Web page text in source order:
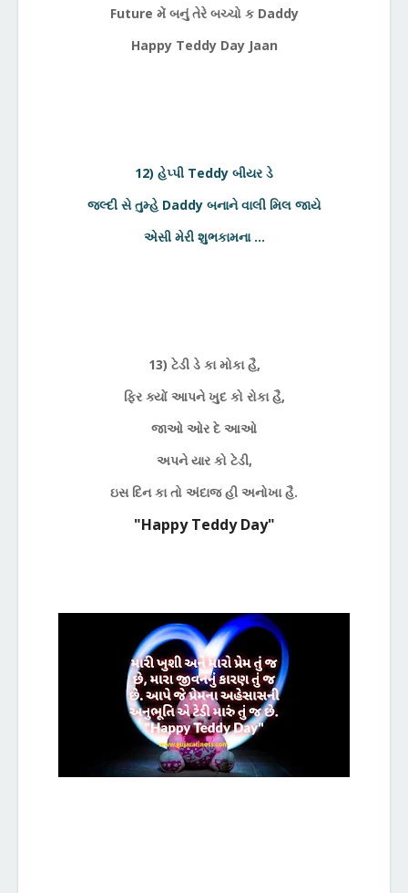
Future મેં બનું તેરે બચ્ચો ક Daddy
Happy Teddy Day Jaan
12) હેપ્પી Teddy બીયર ડે
જલ્દી સે તુમ્હે Daddy બનાને વાલી મિલ જાયે
એસી મેરી શુભકામના ...
13) ટેડી ડે કા મોકા હૈ,
ફિર ક્યોં આપને ખુદ કો રોકા હૈ,
જાઓ ઓર દે આઓ
અપને યાર કો ટેડી,
ઇસ દિન કા તો અંદાજ હી અનોખા હૈ.
"Happy Teddy Day"